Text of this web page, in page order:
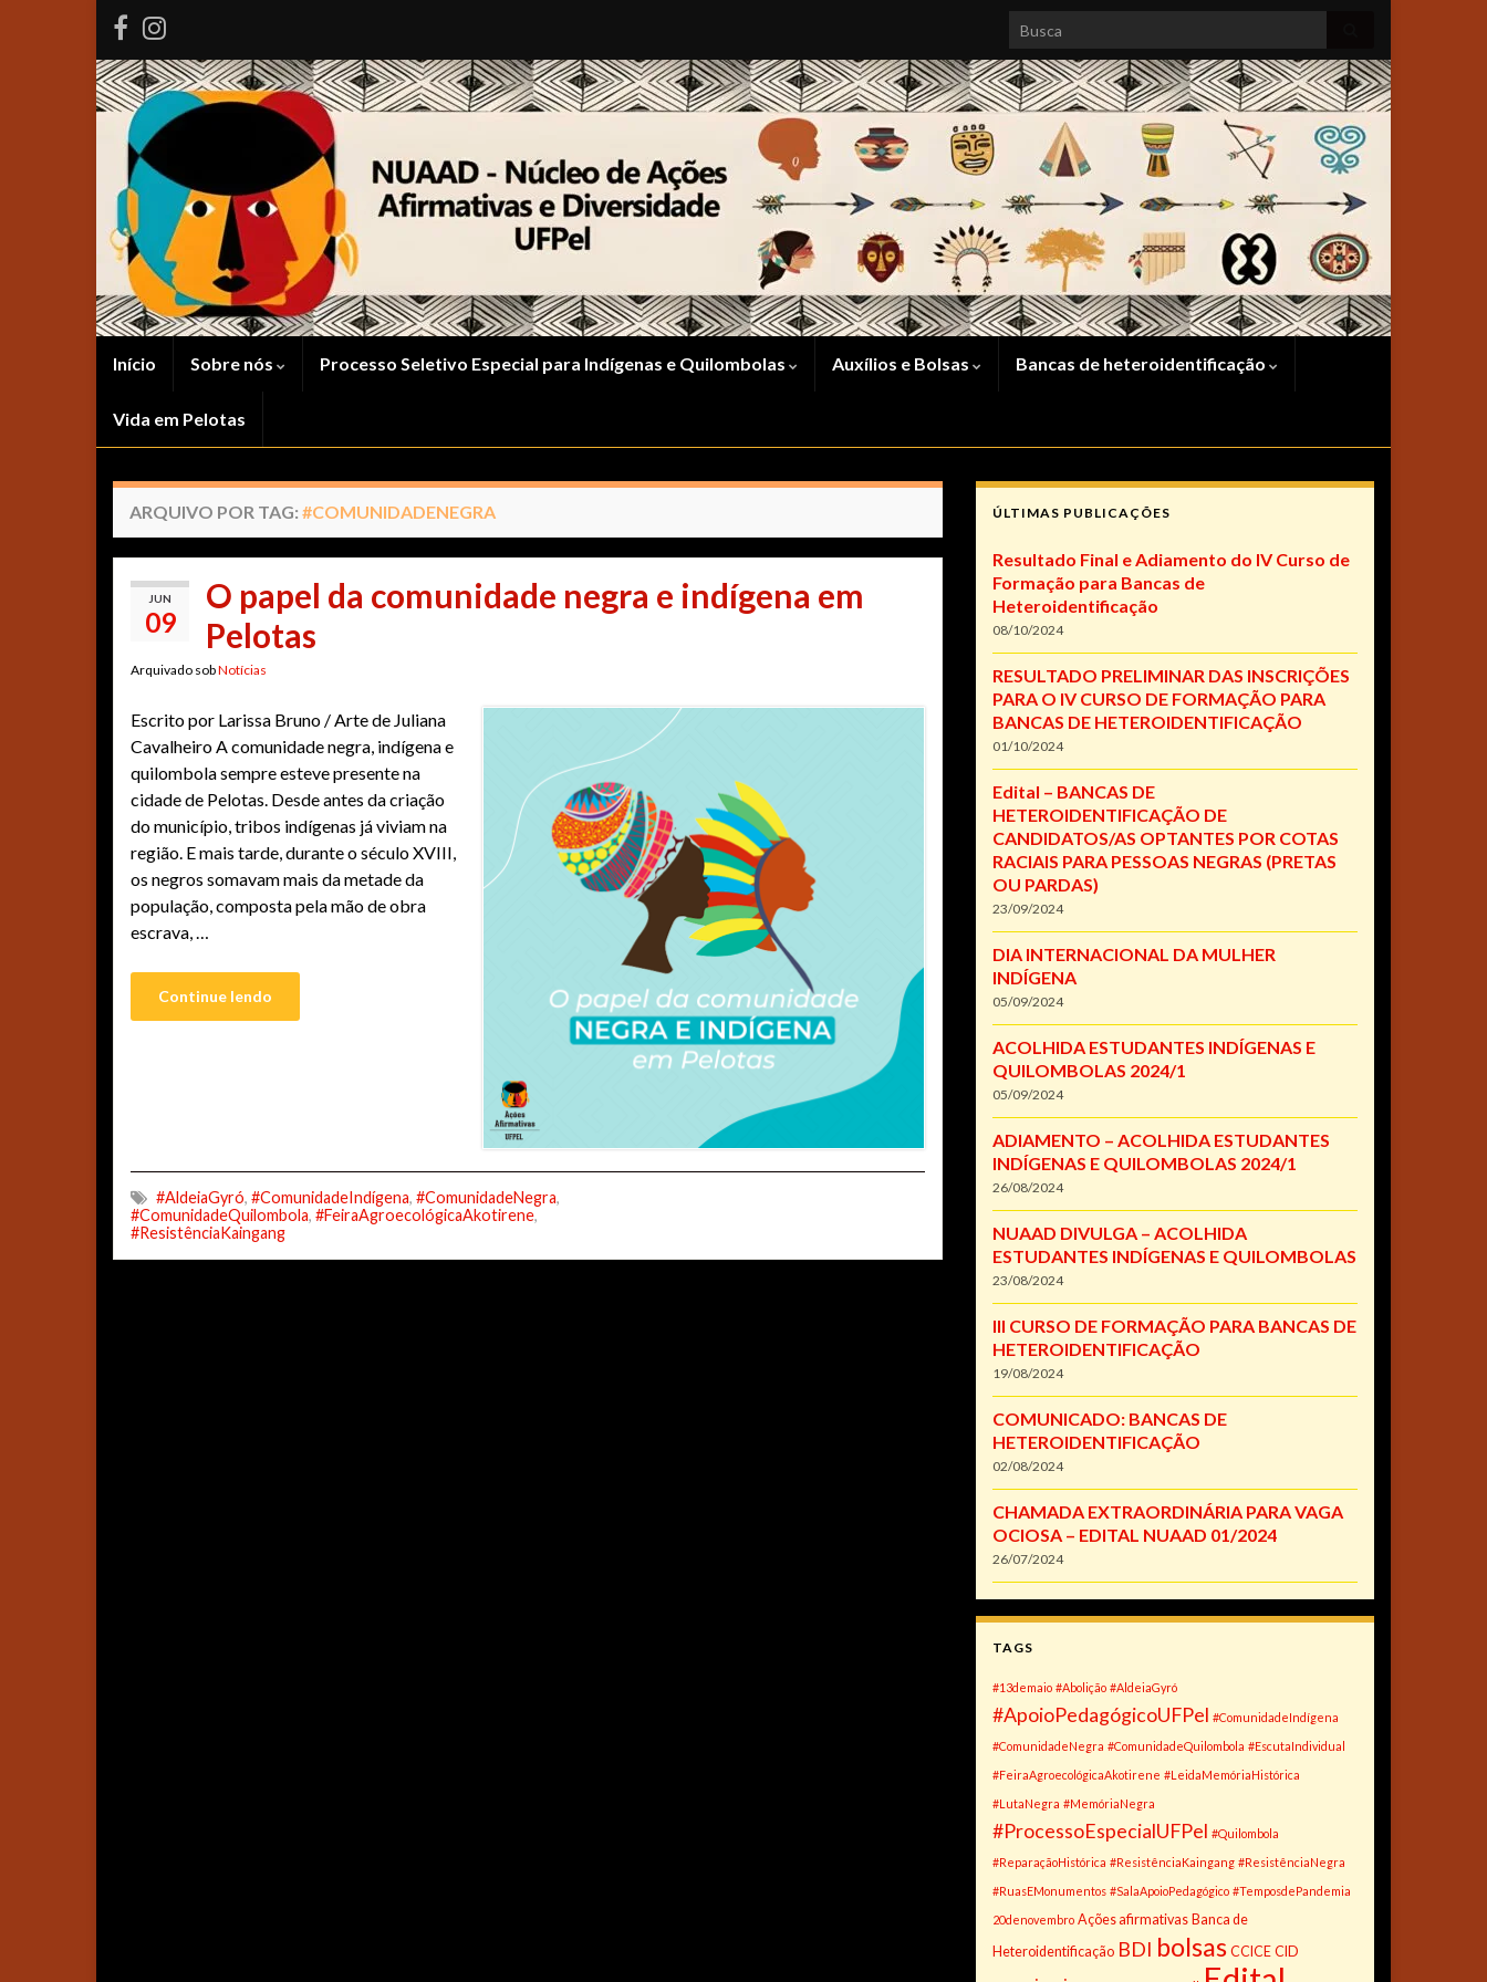
Search for:
Início Sobre nós Processo Seletivo Especial para Indígenas e Quilombolas Auxílios e Bolsas Bancas de heteroidentificação
Vida em Pelotas
ARQUIVO POR TAG: #COMUNIDADENEGRA
JUN
09
O papel da comunidade negra e indígena em
Pelotas
Arquivado sobNotícias
Escrito por Larissa Bruno / Arte de Juliana
Cavalheiro A comunidade negra, indígena e
quilombola sempre esteve presente na
cidade de Pelotas. Desde antes da criação
do município, tribos indígenas já viviam na
região. E mais tarde, durante o século XVIII,
os negros somavam mais da metade da
população, composta pela mão de obra
escrava, …
Continue lendo
#AldeiaGyró, #ComunidadeIndígena, #ComunidadeNegra,
#ComunidadeQuilombola, #FeiraAgroecológicaAkotirene,
#ResistênciaKaingang
ÚLTIMAS PUBLICAÇÕES
Resultado Final e Adiamento do IV Curso de
Formação para Bancas de
Heteroidentificação
08/10/2024
RESULTADO PRELIMINAR DAS INSCRIÇÕES
PARA O IV CURSO DE FORMAÇÃO PARA
BANCAS DE HETEROIDENTIFICAÇÃO
01/10/2024
Edital – BANCAS DE
HETEROIDENTIFICAÇÃO DE
CANDIDATOS/AS OPTANTES POR COTAS
RACIAIS PARA PESSOAS NEGRAS (PRETAS
OU PARDAS)
23/09/2024
DIA INTERNACIONAL DA MULHER
INDÍGENA
05/09/2024
ACOLHIDA ESTUDANTES INDÍGENAS E
QUILOMBOLAS 2024/1
05/09/2024
ADIAMENTO – ACOLHIDA ESTUDANTES
INDÍGENAS E QUILOMBOLAS 2024/1
26/08/2024
NUAAD DIVULGA – ACOLHIDA
ESTUDANTES INDÍGENAS E QUILOMBOLAS
23/08/2024
III CURSO DE FORMAÇÃO PARA BANCAS DE
HETEROIDENTIFICAÇÃO
19/08/2024
COMUNICADO: BANCAS DE
HETEROIDENTIFICAÇÃO
02/08/2024
CHAMADA EXTRAORDINÁRIA PARA VAGA
OCIOSA – EDITAL NUAAD 01/2024
26/07/2024
TAGS
#13demaio #Abolição #AldeiaGyró
#ApoioPedagógicoUFPel #ComunidadeIndígena
#ComunidadeNegra #ComunidadeQuilombola #EscutaIndividual
#FeiraAgroecológicaAkotirene #LeidaMemóriaHistórica
#LutaNegra #MemóriaNegra
#ProcessoEspecialUFPel #Quilombola
#ReparaçãoHistórica #ResistênciaKaingang #ResistênciaNegra
#RuasEMonumentos #SalaApoioPedagógico #TemposdePandemia
20denovembro Ações afirmativas Banca de
Heteroidentificação BDI bolsas CCICE CID